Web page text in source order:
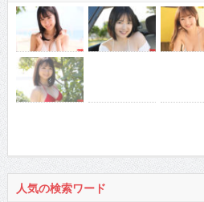
人気の検索ワード